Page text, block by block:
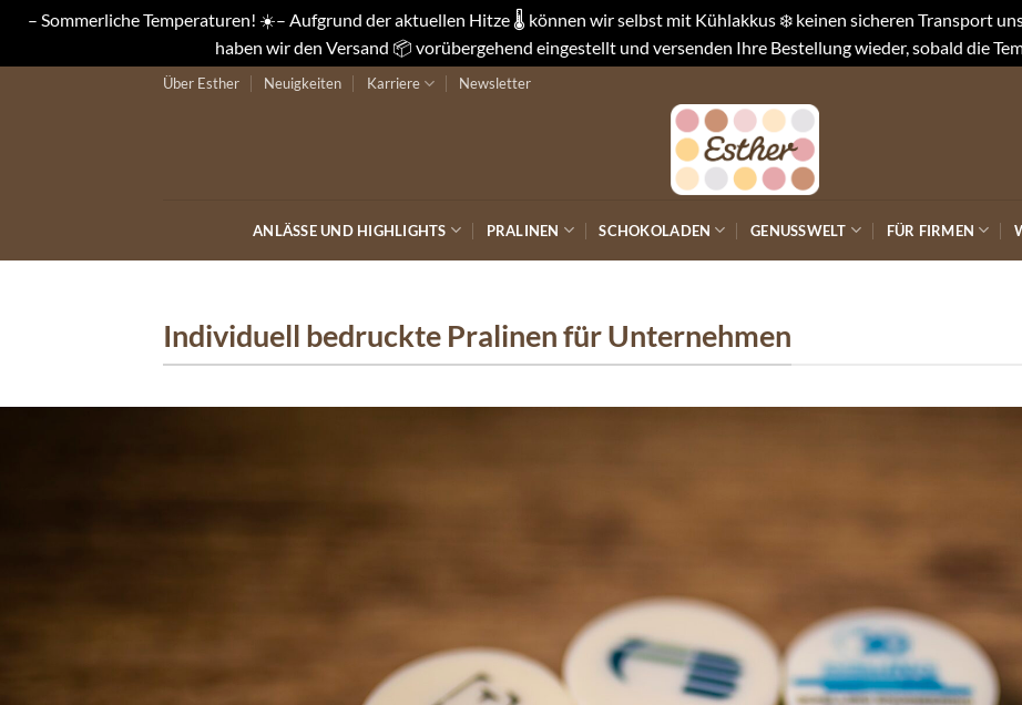
– Sommerliche Temperaturen! ☀️– Aufgrund der aktuellen Hitze 🌡️ können wir selbst mit Kühlakkus ❄️ keinen sicheren Transport
haben wir den Versand 📦 vorübergehend eingestellt und versenden Ihre Bestellung wieder, sobald die
Über Esther Neuigkeiten Karriere Newsletter
ANLÄSSE UND HIGHLIGHTS PRALINEN SCHOKOLADEN GENUSSWELT FÜR FIRMEN
Individuell bedruckte Pralinen für Unternehmen